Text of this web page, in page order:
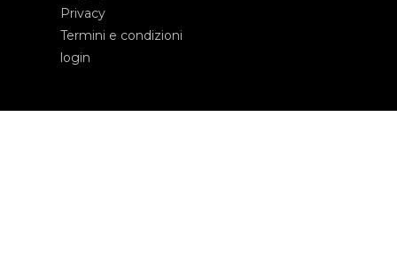
Privacy
Termini e condizioni
login